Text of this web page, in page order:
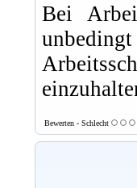
Bei
Bewerten - Schlecht